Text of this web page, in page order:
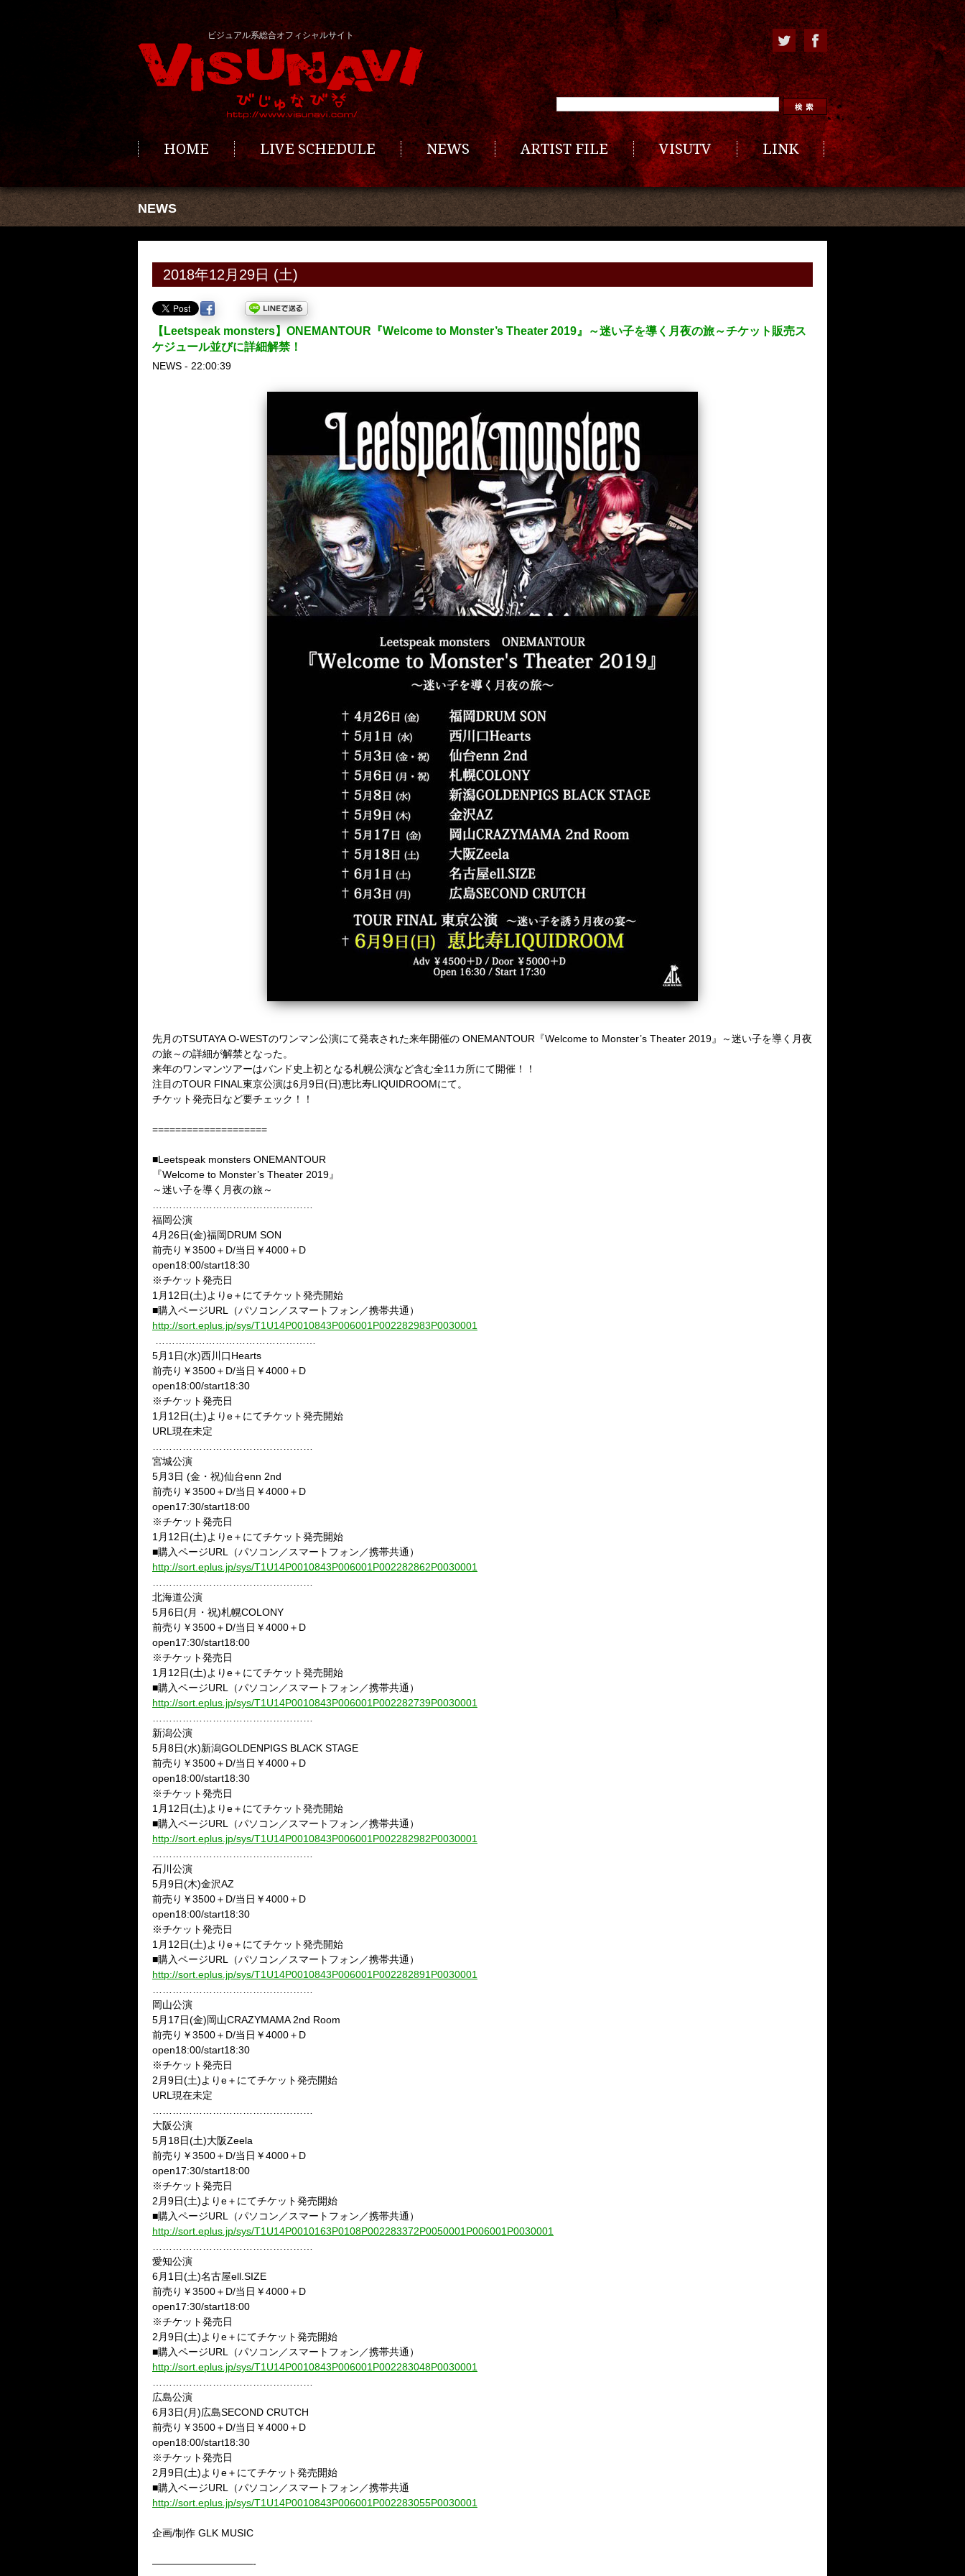
ビジュアル系総合オフィシャルサイト
HOME LIVE SCHEDULE NEWS ARTIST FILE VISUTV LINK
NEWS
2018年12月29日 (土)
【Leetspeak monsters】ONEMANTOUR『Welcome to Monster’s Theater 2019』～迷い子を導く月夜の旅～チケット販売ス
ケジュール並びに詳細解禁！
NEWS - 22:00:39
先月のTSUTAYA O-WESTのワンマン公演にて発表された来年開催の ONEMANTOUR『Welcome to Monster’s Theater 2019』～迷い子を導く月夜
の旅～の詳細が解禁となった。
来年のワンマンツアーはバンド史上初となる札幌公演など含む全11カ所にて開催！！
注目のTOUR FINAL東京公演は6月9日(日)恵比寿LIQUIDROOMにて。
チケット発売日など要チェック！！
====================
■Leetspeak monsters ONEMANTOUR
『Welcome to Monster’s Theater 2019』
～迷い子を導く月夜の旅～
福岡公演
4月26日(金)福岡DRUM SON
前売り￥3500＋D/当日￥4000＋D
open18:00/start18:30
※チケット発売日
1月12日(土)よりe＋にてチケット発売開始
■購入ページURL（パソコン／スマートフォン／携帯共通）
http://sort.eplus.jp/sys/T1U14P0010843P006001P002282983P0030001
5月1日(水)西川口Hearts
前売り￥3500＋D/当日￥4000＋D
open18:00/start18:30
※チケット発売日
1月12日(土)よりe＋にてチケット発売開始
URL現在未定
宮城公演
5月3日 (金・祝)仙台enn 2nd
前売り￥3500＋D/当日￥4000＋D
open17:30/start18:00
※チケット発売日
1月12日(土)よりe＋にてチケット発売開始
■購入ページURL（パソコン／スマートフォン／携帯共通）
http://sort.eplus.jp/sys/T1U14P0010843P006001P002282862P0030001
北海道公演
5月6日(月・祝)札幌COLONY
前売り￥3500＋D/当日￥4000＋D
open17:30/start18:00
※チケット発売日
1月12日(土)よりe＋にてチケット発売開始
■購入ページURL（パソコン／スマートフォン／携帯共通）
http://sort.eplus.jp/sys/T1U14P0010843P006001P002282739P0030001
新潟公演
5月8日(水)新潟GOLDENPIGS BLACK STAGE
前売り￥3500＋D/当日￥4000＋D
open18:00/start18:30
※チケット発売日
1月12日(土)よりe＋にてチケット発売開始
■購入ページURL（パソコン／スマートフォン／携帯共通）
http://sort.eplus.jp/sys/T1U14P0010843P006001P002282982P0030001
石川公演
5月9日(木)金沢AZ
前売り￥3500＋D/当日￥4000＋D
open18:00/start18:30
※チケット発売日
1月12日(土)よりe＋にてチケット発売開始
■購入ページURL（パソコン／スマートフォン／携帯共通）
http://sort.eplus.jp/sys/T1U14P0010843P006001P002282891P0030001
岡山公演
5月17日(金)岡山CRAZYMAMA 2nd Room
前売り￥3500＋D/当日￥4000＋D
open18:00/start18:30
※チケット発売日
2月9日(土)よりe＋にてチケット発売開始
URL現在未定
大阪公演
5月18日(土)大阪Zeela
前売り￥3500＋D/当日￥4000＋D
open17:30/start18:00
※チケット発売日
2月9日(土)よりe＋にてチケット発売開始
■購入ページURL（パソコン／スマートフォン／携帯共通）
http://sort.eplus.jp/sys/T1U14P0010163P0108P002283372P0050001P006001P0030001
愛知公演
6月1日(土)名古屋ell.SIZE
前売り￥3500＋D/当日￥4000＋D
open17:30/start18:00
※チケット発売日
2月9日(土)よりe＋にてチケット発売開始
■購入ページURL（パソコン／スマートフォン／携帯共通）
http://sort.eplus.jp/sys/T1U14P0010843P006001P002283048P0030001
広島公演
6月3日(月)広島SECOND CRUTCH
前売り￥3500＋D/当日￥4000＋D
open18:00/start18:30
※チケット発売日
2月9日(土)よりe＋にてチケット発売開始
■購入ページURL（パソコン／スマートフォン／携帯共通
http://sort.eplus.jp/sys/T1U14P0010843P006001P002283055P0030001
企画/制作 GLK MUSIC
——————————-